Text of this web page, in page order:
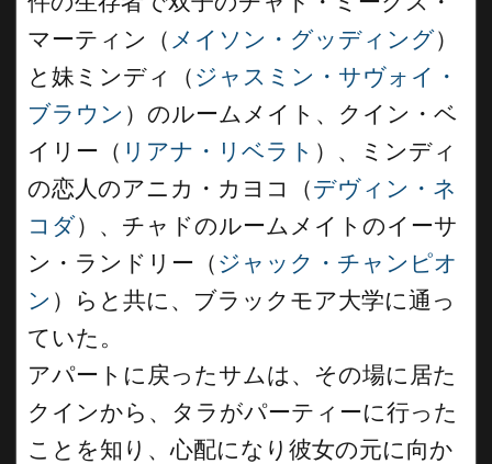
マーティン（ メイソン・グッディング）
と妹ミンディ（ ジャスミン・サヴォイ・
ブラウン ）のルームメイト、クイン・ベ
イリー（ リアナ・リベラト ）、ミンディ
の恋人のアニカ・カヨコ（デヴィン・ネ
コダ）、チャドのルームメイトのイーサ
ン・ランドリー（ ジャック・チャンピオ
ン ）らと共に、ブラックモア大学に通っ
ていた。
アパートに戻ったサムは、その場に居た
クインから、タラがパーティーに行った
ことを知り、心配になり彼女の元に向か